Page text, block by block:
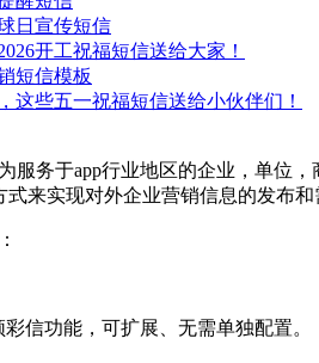
日宣传短信
开工祝福短信送给大家！
短信模板
这些五一祝福短信送给小伙伴们！
服务于app行业地区的企业，单位
式来实现对外企业营销信息的发布
信功能，可扩展、无需单独配置。